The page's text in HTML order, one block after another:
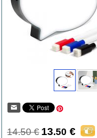
14.50 € 13.50 €